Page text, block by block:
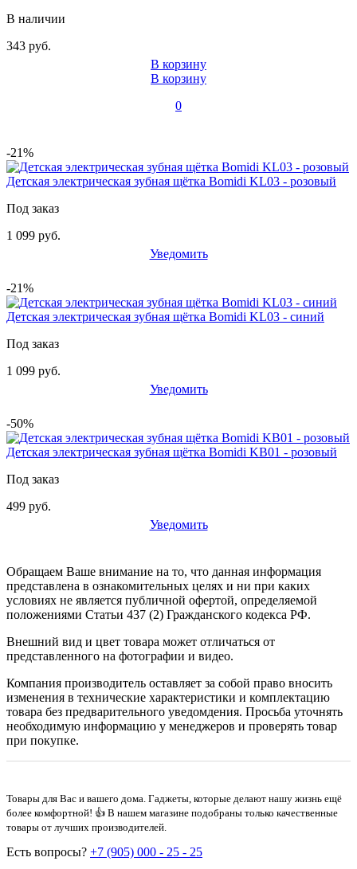
В наличии
343 руб.
В корзину
В корзину
0
-21%
Детская электрическая зубная щётка Bomidi KL03 - розовый
Под заказ
1 099 руб.
Уведомить
-21%
Детская электрическая зубная щётка Bomidi KL03 - синий
Под заказ
1 099 руб.
Уведомить
-50%
Детская электрическая зубная щётка Bomidi KB01 - розовый
Под заказ
499 руб.
Уведомить
Обращаем Ваше внимание на то, что данная информация
представлена в ознакомительных целях и ни при каких
условиях не является публичной офертой, определяемой
положениями Статьи 437 (2) Гражданского кодекса РФ.
Внешний вид и цвет товара может отличаться от
представленного на фотографии и видео.
Компания производитель оставляет за собой право вносить
изменения в технические характеристики и комплектацию
товара без предварительного уведомдения. Просьба уточнять
необходимую информацию у менеджеров и проверять товар
при покупке.
Товары для Вас и вашего дома. Гаджеты, которые делают нашу жизнь ещё
более комфортной! 👍 В нашем магазине подобраны только качественные
товары от лучших производителей.
Есть вопросы? +7 (905) 000 - 25 - 25